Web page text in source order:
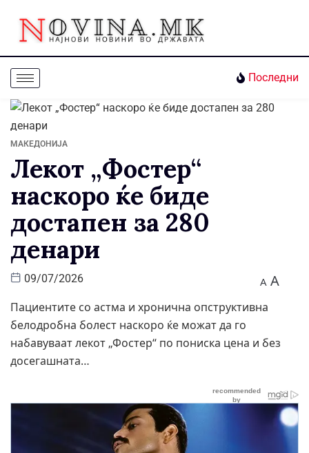
Последни
МАКЕДОНИЈА
Лекот „Фостер“
наскоро ќе биде
достапен за 280
денари
09/07/2026 A A
Пациентите со астма и хронична опструктивна
белодробна болест наскоро ќе можат да го
набавуваат лекот „Фостер“ по пониска цена и без
досегашната…